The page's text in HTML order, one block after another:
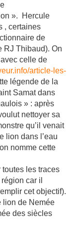
». Hercule
, certaines
de
RJ Thibaud). On
celle de
article-les-
légende de la
Samat dans
» : après
nettoyer sa
qu’il venait
lion dans l’eau
nomme cette
les traces
car il
cet objectif).
lion de Nemée
des siècles